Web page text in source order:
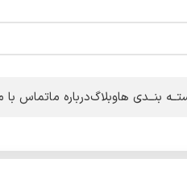
بنــدی هاوبلاگدرباره ماتماس با